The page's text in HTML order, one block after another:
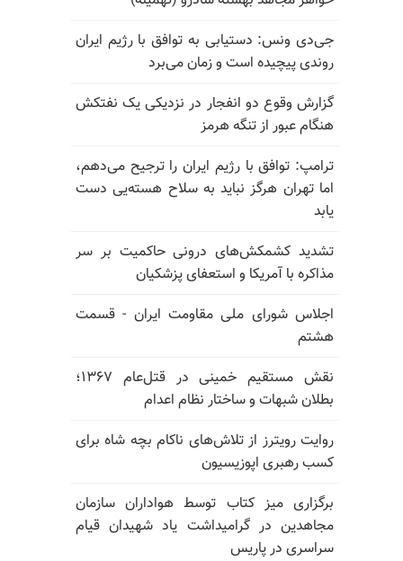
جی‌دی ونس: دستیابی به توافق با رژیم ایران
روندی پیچیده است و زمان می‌برد
گزارش وقوع دو انفجار در نزدیکی یک نفتکش
هنگام عبور از تنگه هرمز
ترامپ: توافق با رژیم ایران را ترجیح می‌دهم،
اما تهران هرگز نباید به سلاح هسته‌یی دست
یابد
تشدید کشمکش‌های درونی حاکمیت بر سر
مذاکره با آمریکا و استعفای پزشکیان
اجلاس شورای ملی مقاومت ایران - قسمت
هشتم
نقش مستقیم خمینی در قتل‌عام ۱۳۶۷؛
بطلان شبهات و ساختار نظام اعدام
روایت رویترز از تلاش‌های ناکام بچه شاه برای
کسب رهبری اپوزیسیون
برگزاری میز کتاب توسط هواداران سازمان
مجاهدین در گرامیداشت یاد شهیدان قیام
سراسری در پاریس